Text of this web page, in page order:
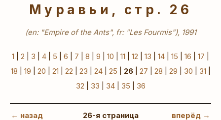
Муравьи, стр. 26
(en: "Empire of the Ants", fr: "Les Fourmis"), 1991
1 2 3 4 5 6 7 8 9 10 11 12 13 14 15 16 17
18
19 20 21 22 23 24| 25 26| 27 28 29 30 31
32
33 34| 35 36
← назад 26-я страница вперёд →